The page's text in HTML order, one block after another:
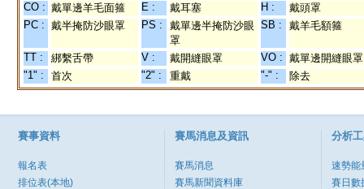
CO : 戴單邊羊毛面箍 E : 戴耳塞 H :
戴頭罩
PC : 戴半掩防沙眼罩 PS :
戴單邊半掩防沙眼
罩
SB : 戴羊毛額箍
TT : 綁繫舌帶 V : 戴開縫眼罩 VO : 戴單邊開縫眼罩
"1" :
首次 "2" : 重戴 "-" : 除去
賽事資料
報名表
排位表(本地)
賽馬消息及資訊
賽馬消息
賽馬新聞資料庫
分析
速勢能
賽日數